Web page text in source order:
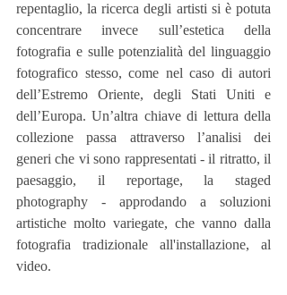
repentaglio, la ricerca degli artisti si è potuta
concentrare invece sull’estetica della
fotografia e sulle potenzialità del linguaggio
fotografico stesso, come nel caso di autori
dell’Estremo Oriente, degli Stati Uniti e
dell’Europa. Un’altra chiave di lettura della
collezione passa attraverso l’analisi dei
generi che vi sono rappresentati - il ritratto, il
paesaggio, il reportage, la staged
photography - approdando a soluzioni
artistiche molto variegate, che vanno dalla
fotografia tradizionale all'installazione, al
video.